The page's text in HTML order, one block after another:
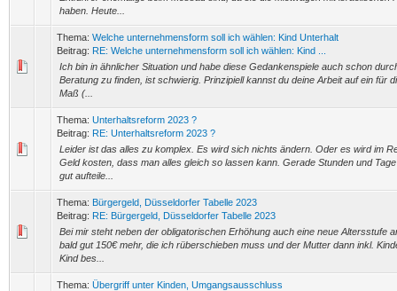
haben. Heute...
Thema: Welche unternehmensform soll ich wählen: Kind Unterhalt
Beitrag: RE: Welche unternehmensform soll ich wählen: Kind ...
Ich bin in ähnlicher Situation und habe diese Gedankenspiele auch schon
Beratung zu finden, ist schwierig. Prinzipiell kannst du deine Arbeit auf ein für
Maß (...
Thema: Unterhaltsreform 2023 ?
Beitrag: RE: Unterhaltsreform 2023 ?
Leider ist das alles zu komplex. Es wird sich nichts ändern. Oder es wird im
Geld kosten, dass man alles gleich so lassen kann. Gerade Stunden und
gut aufteile...
Thema: Bürgergeld, Düsseldorfer Tabelle 2023
Beitrag: RE: Bürgergeld, Düsseldorfer Tabelle 2023
Bei mir steht neben der obligatorischen Erhöhung auch eine neue Altersstufe
bald gut 150€ mehr, die ich rüberschieben muss und der Mutter dann inkl.
Kind bes...
Thema: Übergriff unter Kinden, Umgangsausschluss